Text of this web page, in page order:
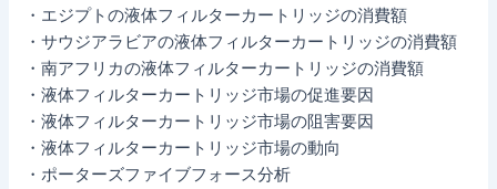
・エジプトの液体フィルターカートリッジの消費額
・サウジアラビアの液体フィルターカートリッジの消費額
・南アフリカの液体フィルターカートリッジの消費額
・液体フィルターカートリッジ市場の促進要因
・液体フィルターカートリッジ市場の阻害要因
・液体フィルターカートリッジ市場の動向
・ポーターズファイブフォース分析